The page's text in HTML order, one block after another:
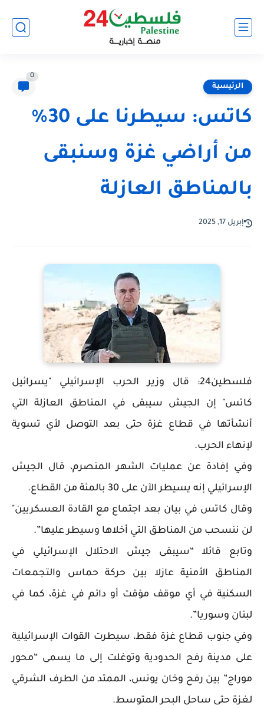
الرئيسية
0
كاتس: سيطرنا على 30%
من أراضي غزة وسنبقى
بالمناطق العازلة
إبريل 17, 2025
فلسطين24: قال وزير الحرب الإسرائيلي "يسرائيل
كاتس" إن الجيش سيبقى في المناطق العازلة التي
أنشأتها في قطاع غزة حتى بعد التوصل لأي تسوية
لإنهاء الحرب.
وفي إفادة عن عمليات الشهر المنصرم، قال الجيش
الإسرائيلي إنه يسيطر الآن على 30 بالمئة من القطاع.
وقال كاتس في بيان بعد اجتماع مع القادة العسكريين"
لن ننسحب من المناطق التي أخلاها وسيطر عليها”.
وتابع قائلا “سيبقى جيش الاحتلال الإسرائيلي في
المناطق الأمنية عازلا بين حركة حماس والتجمعات
السكنية في أي موقف مؤقت أو دائم في غزة، كما في
لبنان وسوريا”.
وفي جنوب قطاع غزة فقط، سيطرت القوات الإسرائيلية
على مدينة رفح الحدودية وتوغلت إلى ما يسمى “محور
موراج” بين رفح وخان يونس، الممتد من الطرف الشرقي
لغزة حتى ساحل البحر المتوسط.